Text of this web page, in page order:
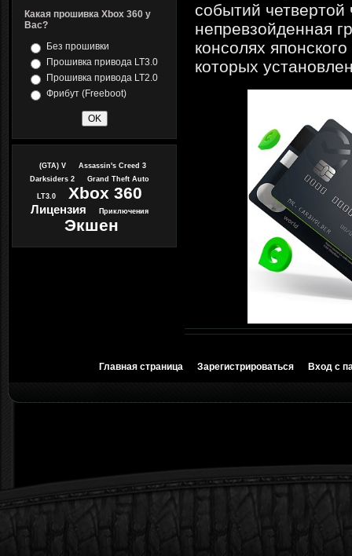
Какая прошивка Xbox 360 у
Вас?
Без прошивки
Прошивка привода LT3.0
Прошивка привода LT2.0
Фрибут (Freeboot)
(GTA) V
Assassin's Creed 3
Darksiders 2
Grand Theft Auto
LT3.0 Xbox 360
Лицензия Приключения
Экшен
событий
непревзойденная
консолях
которых
Главная страница Зарегистрироваться Вход с